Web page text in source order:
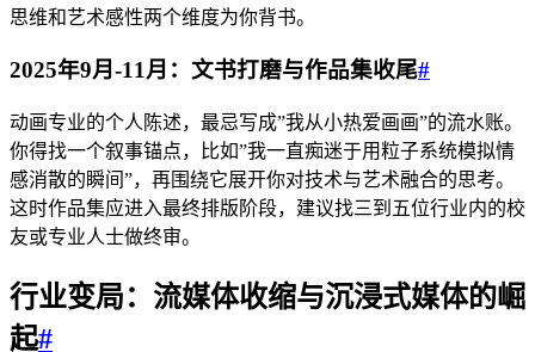
思维和艺术感性两个维度为你背书。
2025年9月-11月：文书打磨与作品集收尾#
动画专业的个人陈述，最忌写成”我从小热爱画画”的流水账。
你得找一个叙事锚点，比如”我一直痴迷于用粒子系统模拟情
感消散的瞬间”，再围绕它展开你对技术与艺术融合的思考。
这时作品集应进入最终排版阶段，建议找三到五位行业内的校
友或专业人士做终审。
行业变局：流媒体收缩与沉浸式媒体的崛
起#